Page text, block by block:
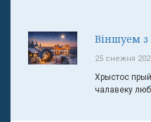
Віншуем з
25 снежня
Хрыстос
чалавеку